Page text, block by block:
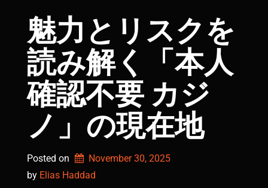
魅力とリスクを
読み解く「本人
確認不要 カジ
ノ」の現在地
Posted on
November 30, 2025
by Elias Haddad